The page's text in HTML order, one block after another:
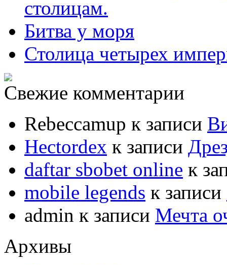
столицам.
Битва у моря
Столица четырех
Свежие комментарии
Rebeccamup к записи
Hectordex к записи
daftar sbobet online к
mobile legends к записи
admin к записи Мечта
Архивы